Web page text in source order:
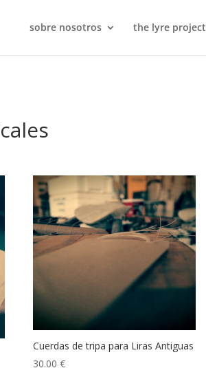
sobre nosotros the lyre project
Cuerdas de tripa para Liras Antiguas
30.00€